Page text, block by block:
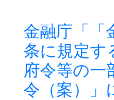
金融庁「「
条に規定す
府令等の一
令（案）」